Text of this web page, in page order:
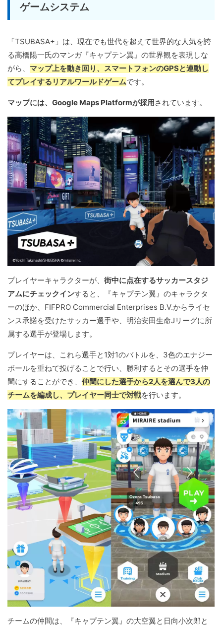
ゲームシステム
「TSUBASA+」は、現在でも世代を超えて世界的な人気を誇
る高橋陽一氏のマンガ『キャプテン翼』の世界観を表現しな
がら、 マップ上を動き回り、スマートフォンのGPSと連動し
てプレイするリアルワールドゲームです。
マップには、Google Maps Platformが採用されています。
プレイヤーキャラクターが、 街中に点在するサッカースタジ
アムにチェックインすると、『キャプテン翼』のキャラクタ
ーのほか、FIFPRO Commercial Enterprises B.V.からライセ
ンス承諾を受けたサッカー選手や、明治安田生命Jリーグに所
属する選手が登場します。
プレイヤーは、これら選手と1対1のバトルを、3色のエナジー
ボールを重ねて投げることで行い、勝利するとその選手を仲
間にすることができ、 仲間にした選手から2人を選んで3人の
チームを編成し、プレイヤー同士で対戦を行います。
チームの仲間は、『キャプテン翼』の大空翼と日向小次郎と